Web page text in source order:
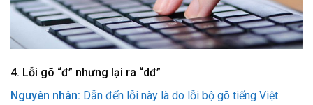
4. Lỗi gõ “đ” nhưng lại ra “dđ”
Nguyên nhân: Dẫn đến lỗi này là do lỗi bộ gõ tiếng Việt